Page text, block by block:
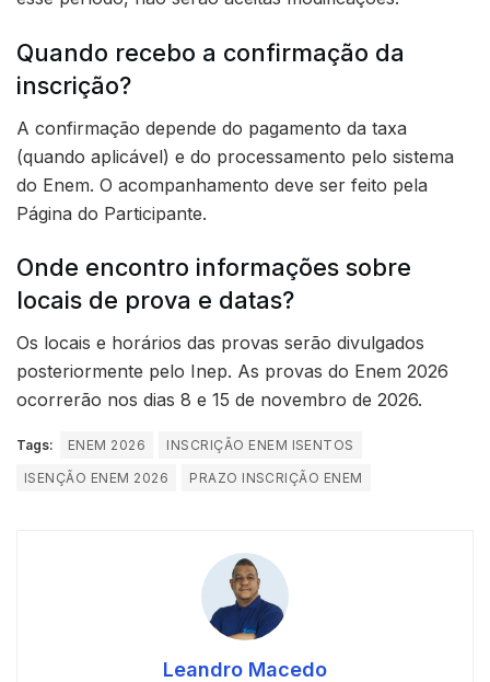
Quando recebo a confirmação da
inscrição?
A confirmação depende do pagamento da taxa
(quando aplicável) e do processamento pelo sistema
do Enem. O acompanhamento deve ser feito pela
Página do Participante.
Onde encontro informações sobre
locais de prova e datas?
Os locais e horários das provas serão divulgados
posteriormente pelo Inep. As provas do Enem 2026
ocorrerão nos dias 8 e 15 de novembro de 2026.
Tags: ENEM 2026
INSCRIÇÃO ENEM ISENTOS
ISENÇÃO ENEM 2026
PRAZO INSCRIÇÃO ENEM
Leandro Macedo